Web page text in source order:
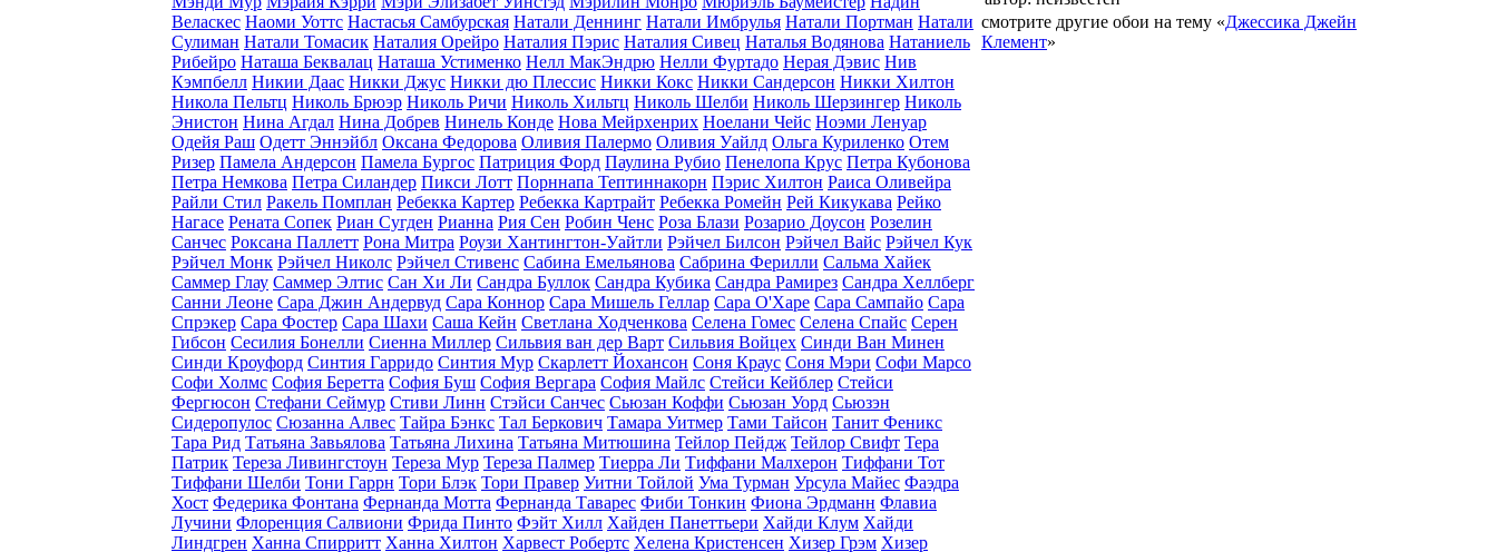
Веласкес Наоми Уоттс Настасья Самбурская Натали Деннинг Натали Имбрулья Натали Портман Натали
Сулиман Натали Томасик Наталия Орейро Наталия Пэрис Наталия Сивец Наталья Водянова Натаниель
Рибейро Наташа Беквалац Наташа Устименко Нелл МакЭндрю Нелли Фуртадо Нерая Дэвис Нив
Кэмпбелл Никии Даас Никки Джус Никки дю Плессис Никки Кокс Никки Сандерсон Никки Хилтон
Никола Пельтц Николь Брюэр Николь Ричи Николь Хильтц Николь Шелби Николь Шерзингер Николь
Энистон Нина Агдал Нина Добрев Нинель Конде Нова Мейрхенрих Ноелани Чейс Ноэми Ленуар
Одейя Раш Одетт Эннэйбл Оксана Федорова Оливия Палермо Оливия Уайлд Ольга Куриленко Отем
Ризер Памела Андерсон Памела Бургос Патриция Форд Паулина Рубио Пенелопа Крус Петра Кубонова
Петра Немкова Петра Силандер Пикси Лотт Порннапа Тептиннакорн Пэрис Хилтон Раиса Оливейра
Райли Стил Ракель Помплан Ребекка Картер Ребекка Картрайт Ребекка Ромейн Рей Кикукава Рейко
Нагасе Рената Сопек Риан Сугден Рианна Рия Сен Робин Ченс Роза Блази Розарио Доусон Розелин
Санчес Роксана Паллетт Рона Митра Роузи Хантингтон-Уайтли Рэйчел Билсон Рэйчел Вайс Рэйчел Кук
Рэйчел Монк Рэйчел Николс Рэйчел Стивенс Сабина Емельянова Сабрина Ферилли Сальма Хайек
Саммер Глау Саммер Элтис Сан Хи Ли Сандра Буллок Сандра Кубика Сандра Рамирез Сандра Хеллберг
Санни Леоне Сара Джин Андервуд Сара Коннор Сара Мишель Геллар Сара О'Харе Сара Сампайо Сара
Спрэкер Сара Фостер Сара Шахи Саша Кейн Светлана Ходченкова Селена Гомес Селена Спайс Серен
Гибсон Сесилия Бонелли Сиенна Миллер Сильвия ван дер Варт Сильвия Войцех Синди Ван Минен
Синди Кроуфорд Синтия Гарридо Синтия Мур Скарлетт Йохансон Соня Краус Соня Мэри Софи Марсо
Софи Холмс София Беретта София Буш София Вергара София Майлс Стейси Кейблер Стейси
Фергюсон Стефани Сеймур Стиви Линн Стэйси Санчес Сьюзан Коффи Сьюзан Уорд Сьюзэн
Сидеропулос Сюзанна Алвес Тайра Бэнкс Тал Беркович Тамара Уитмер Тами Тайсон Танит Феникс
Тара Рид Татьяна Завьялова Татьяна Лихина Татьяна Митюшина Тейлор Пейдж Тейлор Свифт Тера
Патрик Тереза Ливингстоун Тереза Мур Тереза Палмер Тиерра Ли Тиффани Малхерон Тиффани Тот
Тиффани Шелби Тони Гаррн Тори Блэк Тори Правер Уитни Тойлой Ума Турман Урсула Майес Фаэдра
Хост Федерика Фонтана Фернанда Мотта Фернанда Таварес Фиби Тонкин Фиона Эрдманн Флавиа
Лучини Флоренция Салвиони Фрида Пинто Фэйт Хилл Хайден Панеттьери Хайди Клум Хайди
Линдгрен Ханна Спирритт Ханна Хилтон Харвест Робертс Хелена Кристенсен Хизер Грэм Хизер
смотрите другие обои на тему «Джессика Джейн
Клемент»